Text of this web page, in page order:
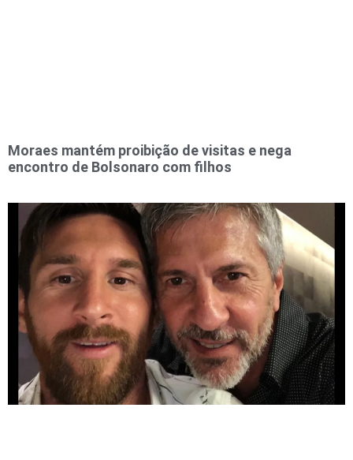
Moraes mantém proibição de visitas e nega
encontro de Bolsonaro com filhos